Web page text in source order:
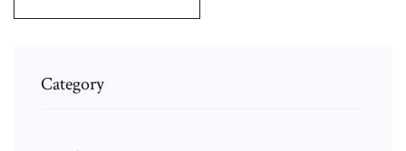
Category